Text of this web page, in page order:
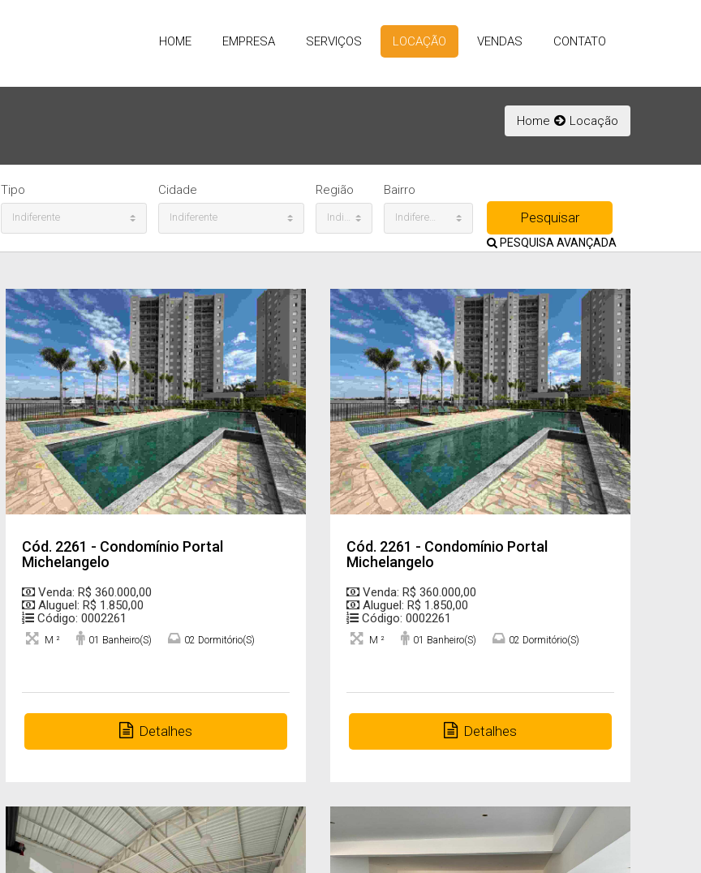
HOME EMPRESA SERVIÇOS LOCAÇÃO VENDAS CONTATO
Home Locação
Tipo
Indiferente
Cidade
Indiferente
Região
Indiferente
Bairro
Indiferente
PESQUISA AVANÇADA
Cód. 2261 - Condomínio Portal
Michelangelo
Venda: R$ 360.000,00
Aluguel: R$ 1.850,00
Código: 0002261
M ² 01 Banheiro(s) 02 Dormitório(s)
Detalhes
Cód. 2261 - Condomínio Portal
Michelangelo
Venda: R$ 360.000,00
Aluguel: R$ 1.850,00
Código: 0002261
M ² 01 Banheiro(s) 02 Dormitório(s)
Detalhes